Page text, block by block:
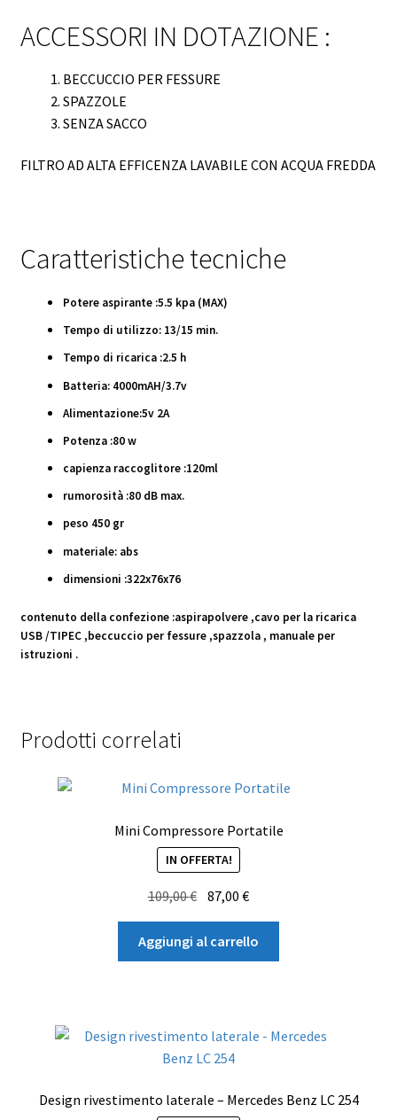
ACCESSORI IN DOTAZIONE :
BECCUCCIO PER FESSURE
SPAZZOLE
SENZA SACCO
FILTRO AD ALTA EFFICENZA LAVABILE CON ACQUA FREDDA
Caratteristiche tecniche
Potere aspirante :5.5 kpa (MAX)
Tempo di utilizzo: 13/15 min.
Tempo di ricarica :2.5 h
Batteria: 4000mAH/3.7v
Alimentazione:5v 2A
Potenza :80 w
capienza raccoglitore :120ml
rumorosità :80 dB max.
peso 450 gr
materiale: abs
dimensioni :322x76x76
contenuto della confezione :aspirapolvere ,cavo per la ricarica
USB /TIPEC ,beccuccio per fessure ,spazzola , manuale per
istruzioni .
Prodotti correlati
Mini Compressore Portatile
IN OFFERTA!
109,00€
prezzo
originale
era:
87,00€Il
prezzo
attuale
è:
Aggiungi al carrello
Design rivestimento laterale – Mercedes Benz LC 254